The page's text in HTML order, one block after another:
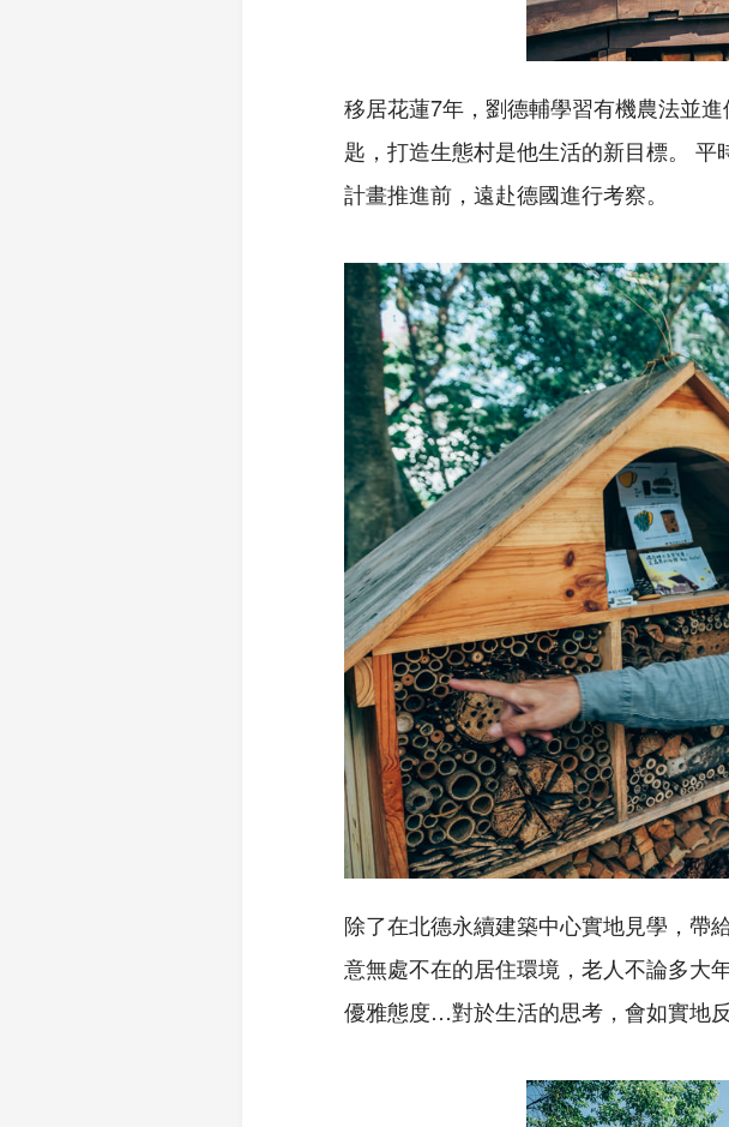
移居花蓮7年，劉德輔學習有機農法並
匙，打造生態村是他生活的新目標。 平
計畫推進前，遠赴德國進行考察。
除了在北德永續建築中心實地見學，帶
意無處不在的居住環境，老人不論多大
優雅態度…對於生活的思考，會如實地